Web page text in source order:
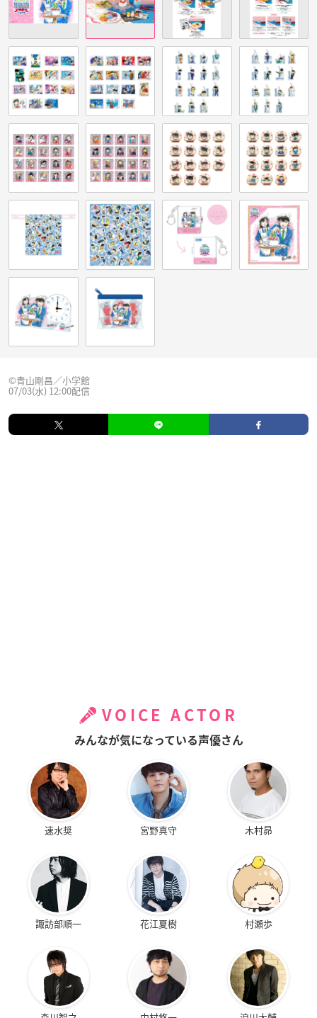
©青山剛昌／小学館
07/03(水) 12:00配信
VOICE ACTOR
みんなが気になっている声優さん
速水奨 宮野真守 木村昴
諏訪部順一 花江夏樹 村瀬歩